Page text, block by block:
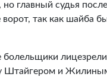
но главный судья
ворот, так как шайба
болельщики
Штайгером и